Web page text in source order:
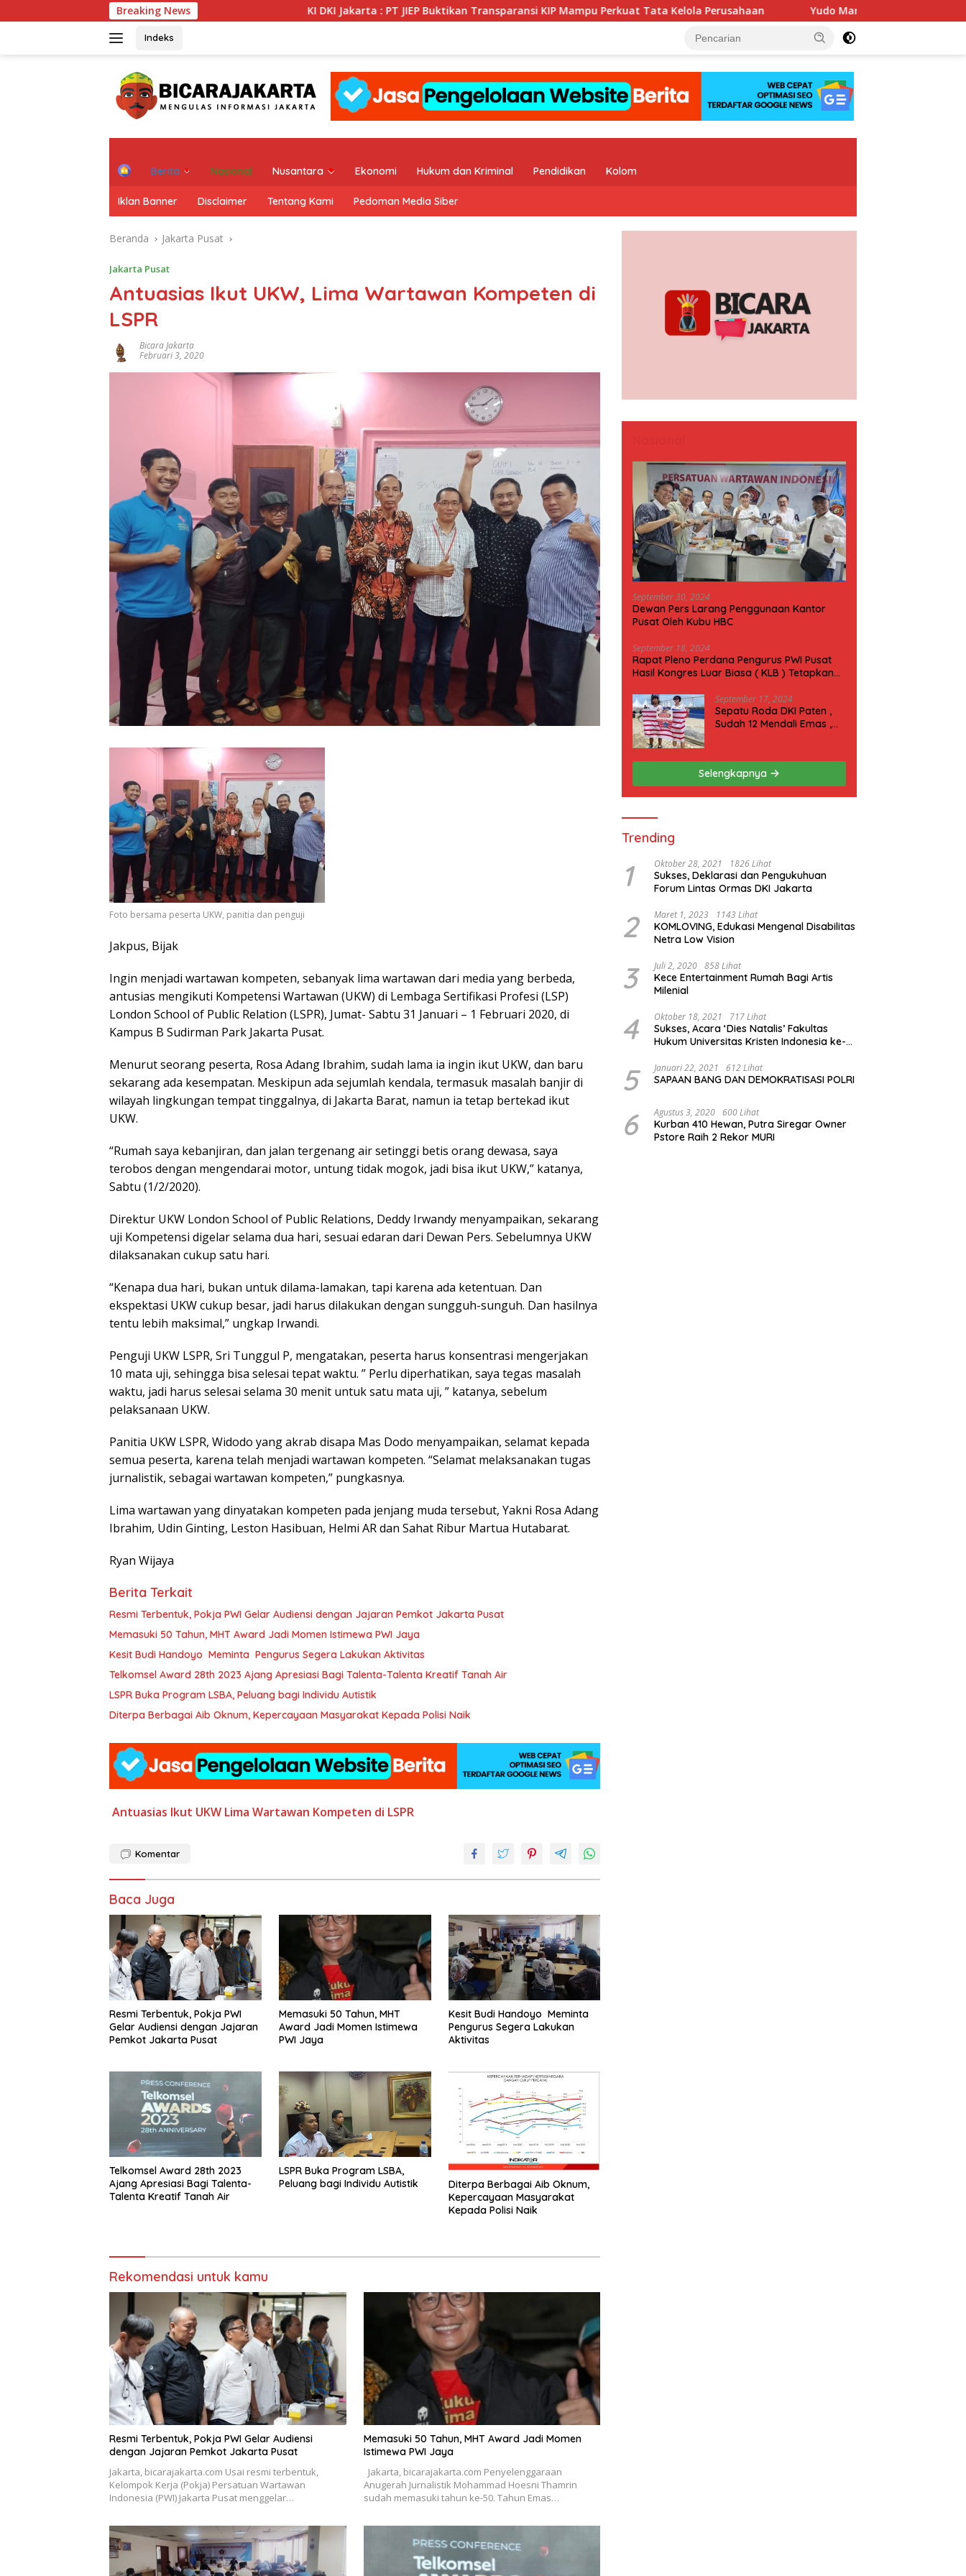
ke
Breaking News KI DKI Jakarta : PT JIEP Buktikan Transparansi KIP Mampu Perkuat Tata Kelola Perusahaan Yudo Margono Pimpin Ziarah HUT Ke-40 PPAL di
Indeks
H
e
Berita Nasional Nusantara Ekonomi Hukum dan Kriminal Pendidikan Kolom
Iklan Banner Disclaimer Tentang Kami Pedoman Media Siber
Beranda Jakarta Pusat
Jakarta Pusat
Antuasias Ikut UKW, Lima Wartawan Kompeten di
LSPR
Bicara Jakarta
Februari 3, 2020
Foto bersama peserta UKW, panitia dan penguji
Jakpus, Bijak
Ingin menjadi wartawan kompeten, sebanyak lima wartawan dari media yang berbeda,
antusias mengikuti Kompetensi Wartawan (UKW) di Lembaga Sertifikasi Profesi (LSP)
London School of Public Relation (LSPR), Jumat- Sabtu 31 Januari – 1 Februari 2020, di
Kampus B Sudirman Park Jakarta Pusat.
Menurut seorang peserta, Rosa Adang Ibrahim, sudah lama ia ingin ikut UKW, dan baru
sekarang ada kesempatan. Meskipun ada sejumlah kendala, termasuk masalah banjir di
wilayah lingkungan tempat tinggalnya, di Jakarta Barat, namun ia tetap bertekad ikut
UKW.
“Rumah saya kebanjiran, dan jalan tergenang air setinggi betis orang dewasa, saya
terobos dengan mengendarai motor, untung tidak mogok, jadi bisa ikut UKW,” katanya,
Sabtu (1/2/2020).
Direktur UKW London School of Public Relations, Deddy Irwandy menyampaikan, sekarang
uji Kompetensi digelar selama dua hari, sesuai edaran dari Dewan Pers. Sebelumnya UKW
dilaksanakan cukup satu hari.
“Kenapa dua hari, bukan untuk dilama-lamakan, tapi karena ada ketentuan. Dan
ekspektasi UKW cukup besar, jadi harus dilakukan dengan sungguh-sunguh. Dan hasilnya
tentu lebih maksimal,” ungkap Irwandi.
Penguji UKW LSPR, Sri Tunggul P, mengatakan, peserta harus konsentrasi mengerjakan
10 mata uji, sehingga bisa selesai tepat waktu. ” Perlu diperhatikan, saya tegas masalah
waktu, jadi harus selesai selama 30 menit untuk satu mata uji, ” katanya, sebelum
pelaksanaan UKW.
Panitia UKW LSPR, Widodo yang akrab disapa Mas Dodo menyampaikan, selamat kepada
semua peserta, karena telah menjadi wartawan kompeten. “Selamat melaksanakan tugas
jurnalistik, sebagai wartawan kompeten,” pungkasnya.
Lima wartawan yang dinyatakan kompeten pada jenjang muda tersebut, Yakni Rosa Adang
Ibrahim, Udin Ginting, Leston Hasibuan, Helmi AR dan Sahat Ribur Martua Hutabarat.
Ryan Wijaya
Berita Terkait
Resmi Terbentuk, Pokja PWI Gelar Audiensi dengan Jajaran Pemkot Jakarta Pusat
Memasuki 50 Tahun, MHT Award Jadi Momen Istimewa PWI Jaya
Kesit Budi Handoyo Meminta Pengurus Segera Lakukan Aktivitas
Telkomsel Award 28th 2023 Ajang Apresiasi Bagi Talenta-Talenta Kreatif Tanah Air
LSPR Buka Program LSBA, Peluang bagi Individu Autistik
Diterpa Berbagai Aib Oknum, Kepercayaan Masyarakat Kepada Polisi Naik
Antuasias Ikut UKW Lima Wartawan Kompeten di LSPR
Komentar
Baca Juga
Resmi Terbentuk, Pokja PWI
Gelar Audiensi dengan Jajaran
Pemkot Jakarta Pusat
Memasuki 50 Tahun, MHT
Award Jadi Momen Istimewa
PWI Jaya
Kesit Budi Handoyo Meminta
Pengurus Segera Lakukan
Aktivitas
Telkomsel Award 28th 2023
Ajang Apresiasi Bagi Talenta-
Talenta Kreatif Tanah Air
LSPR Buka Program LSBA,
Peluang bagi Individu Autistik
Diterpa Berbagai Aib Oknum,
Kepercayaan Masyarakat
Kepada Polisi Naik
Rekomendasi untuk kamu
Resmi Terbentuk, Pokja PWI Gelar Audiensi
dengan Jajaran Pemkot Jakarta Pusat
Jakarta, bicarajakarta.com Usai resmi terbentuk,
Kelompok Kerja (Pokja) Persatuan Wartawan
Indonesia (PWI) Jakarta Pusat menggelar…
Memasuki 50 Tahun, MHT Award Jadi Momen
Istimewa PWI Jaya
Jakarta, bicarajakarta.com Penyelenggaraan
Anugerah Jurnalistik Mohammad Hoesni Thamrin
sudah memasuki tahun ke-50. Tahun Emas…
September 30, 2024
Dewan Pers Larang Penggunaan Kantor
Pusat Oleh Kubu HBC
September 18, 2024
Rapat Pleno Perdana Pengurus PWI Pusat
Hasil Kongres Luar Biasa ( KLB ) Tetapkan
September 17, 2024
Sepatu Roda DKI Paten ,
Sudah 12 Mendali Emas ,
Selengkapnya
Trending
1 Oktober 28, 2021 1826 Lihat
Sukses, Deklarasi dan Pengukuhuan
Forum Lintas Ormas DKI Jakarta
2 Maret 1, 2023 1143 Lihat
KOMLOVING, Edukasi Mengenal Disabilitas
Netra Low Vision
3 Juli 2, 2020 858 Lihat
Kece Entertainment Rumah Bagi Artis
Milenial
4 Oktober 18, 2021 717 Lihat
Sukses, Acara ‘Dies Natalis’ Fakultas
Hukum Universitas Kristen Indonesia ke-
5 Januari 22, 2021 612 Lihat
SAPAAN BANG DAN DEMOKRATISASI POLRI
6 Agustus 3, 2020 600 Lihat
Kurban 410 Hewan, Putra Siregar Owner
Pstore Raih 2 Rekor MURI